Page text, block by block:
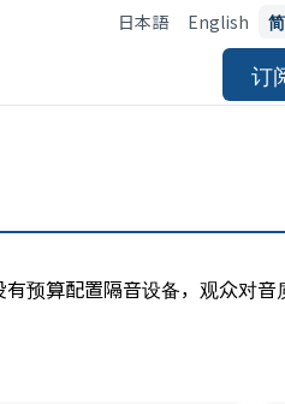
日本語 English
订
预算配置隔音设备，观众对